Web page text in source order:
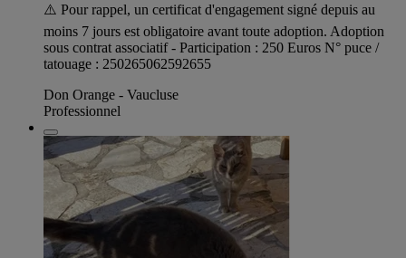
⚠️ Pour rappel, un certificat d'engagement signé depuis au
moins 7 jours est obligatoire avant toute adoption. Adoption
sous contrat associatif - Participation : 250 Euros N° puce /
tatouage : 250265062592655
Don Orange - Vaucluse
Professionnel